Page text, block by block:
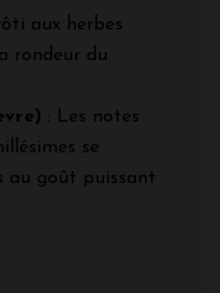
aux herbes
rondeur du
: Les notes
se
au goût puissant